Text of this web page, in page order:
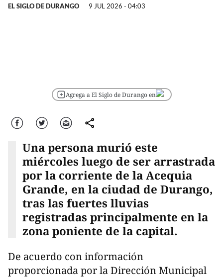
EL SIGLO DE DURANGO 9 JUL 2026 - 04:03
Agrega a El Siglo de Durango en
Facebook Twitter Correo comparte
Una persona murió este
miércoles luego de ser arrastrada
por la corriente de la Acequia
Grande, en la ciudad de Durango,
tras las fuertes lluvias
registradas principalmente en la
zona poniente de la capital.
De acuerdo con información
proporcionada por la Dirección Municipal